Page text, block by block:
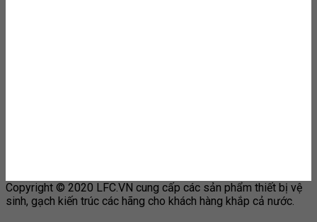
Copyright © 2020 LFC.VN cung cấp các sản phẩm thiết bị vệ
sinh, gạch kiến trúc các hãng cho khách hàng khắp cả nước.